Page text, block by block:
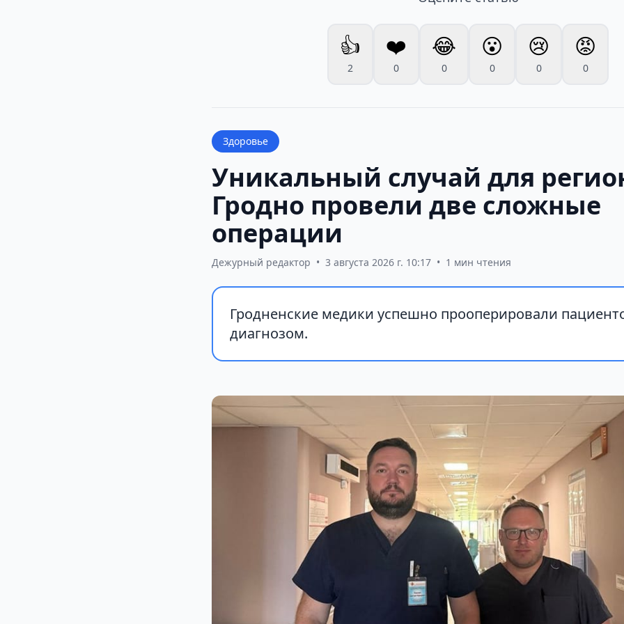
👍
2
❤️
0
😂
0
😮
0
😢
0
😡
0
Здоровье
Уникальный случай для
Гродно провели две сложные
операции
Дежурный редактор • 3 августа 2026 г. 10:17 • 1 мин чтения
Гродненские медики успешно прооперировали
диагнозом.